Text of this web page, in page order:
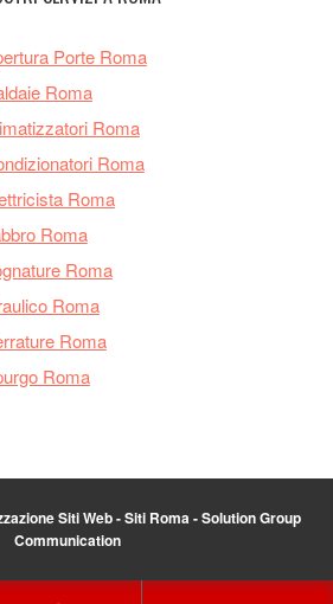
Porte Roma
Roma
Roma
Roma
Roma
Roma
Roma
Roma
Roma
Roma
Siti Web-Siti Roma-Solution Group
Communication